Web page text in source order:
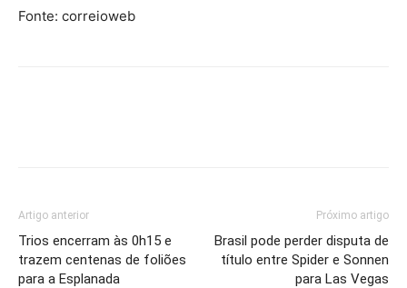
Fonte: correioweb
Artigo anterior
Trios encerram às 0h15 e
trazem centenas de foliões
para a Esplanada
Próximo artigo
Brasil pode perder disputa de
título entre Spider e Sonnen
para Las Vegas